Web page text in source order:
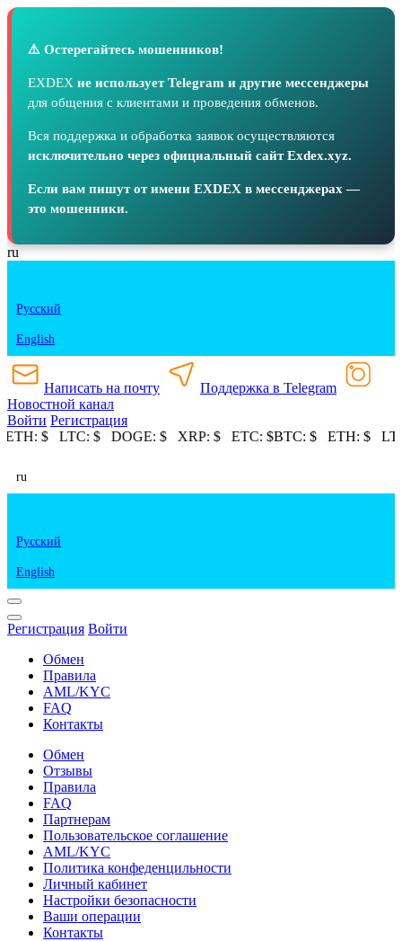
⚠️ Остерегайтесь мошенников!
EXDEX не использует Telegram и другие мессенджеры
для общения с клиентами и проведения обменов.
Вся поддержка и обработка заявок осуществляются
исключительно через официальный сайт Exdex.xyz.
Если вам пишут от имени EXDEX в мессенджерах —
это мошенники.
ru
Русский
English
Написать на почту
Поддержка в Telegram
Новостной канал
Войти Регистрация
ETH:$ LTC:$ DOGE:$ XRP:$ ETC:$BTC:$ ETH:$
ru
Русский
English
Регистрация Войти
Обмен
Правила
AML/KYC
FAQ
Контакты
Обмен
Отзывы
Правила
FAQ
Партнерам
Пользовательское соглашение
AML/KYC
Политика конфеденцильности
Личный кабинет
Настройки безопасности
Ваши операции
Контакты